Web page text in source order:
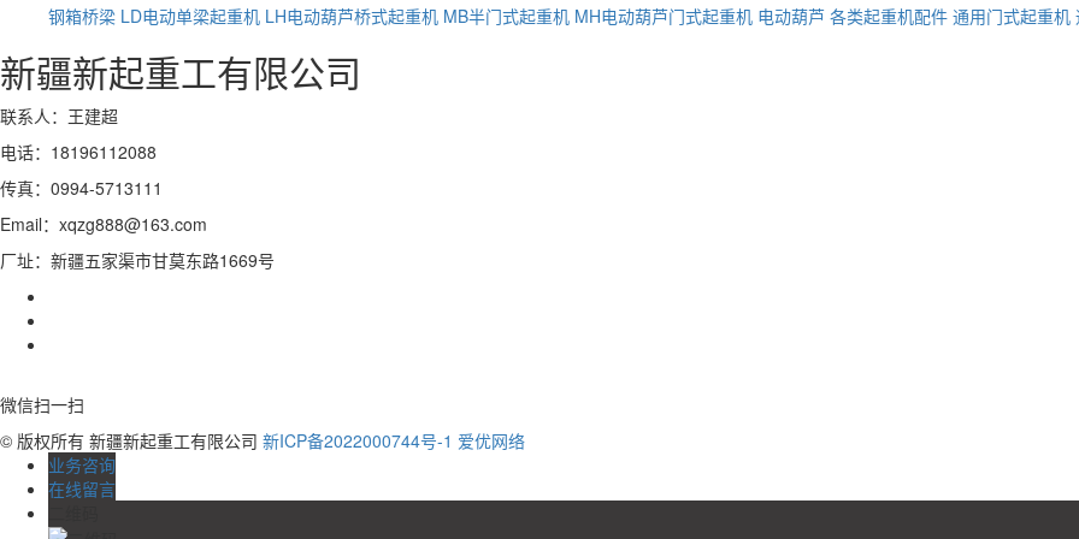
钢箱桥梁 LD电动单梁起重机 LH电动葫芦桥式起重机 MB半门式起重机 MH电动葫芦门式起重机 电动葫芦 各类起重机配件 通用门式起重机
新疆新起重工有限公司
联系人：王建超
电话：18196112088
传真：0994-5713111
Email：xqzg888@163.com
厂址：新疆五家渠市甘莫东路1669号
微信扫一扫
© 版权所有 新疆新起重工有限公司 新ICP备2022000744号-1 爱优网络
业务咨询
在线留言